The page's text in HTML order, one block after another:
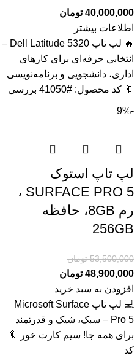
40,000,000 تومان
اطلاعات بیشتر
🔥 لپ تاپ Dell Latitude 5320 –
انتخابی حرفه‌ای برای کارهای
اداری، دانشجویی و برنامه‌نویسی
🔖 کد محصول: #41050 بررسی
-9%
لپ تاپ استوک
SURFACE PRO 5 ،
رم 8GB، حافظه
256GB
53,500,000 تومان
48,900,000 تومان
افزودن به سبد خرید
💻 لپ تاپ Microsoft Surface
Pro 5 – سبک، شیک و قدرتمند
برای همه جا! سیم کارت خور 🔖
کد